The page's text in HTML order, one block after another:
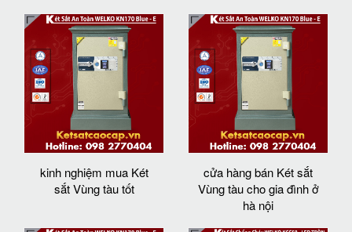
kinh nghiệm mua Két
sắt Vùng tàu tốt
cửa hàng bán Két sắt
Vùng tàu cho gia đình ở
hà nội